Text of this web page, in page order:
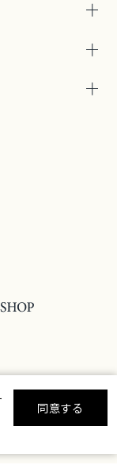
んで検索する
同意する